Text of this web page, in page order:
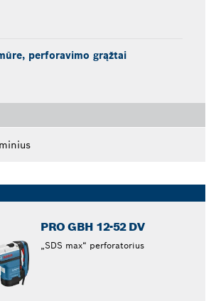
perforavimo grąžtai
PRO GBH 12-52 DV
„SDS max“ perforatorius